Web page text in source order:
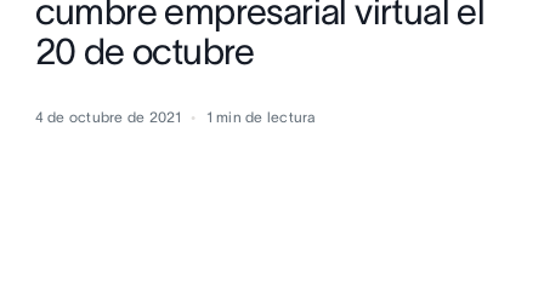
cumbre empresarial virtual el
20 de octubre
4 de octubre de 2021 1 min de lectura